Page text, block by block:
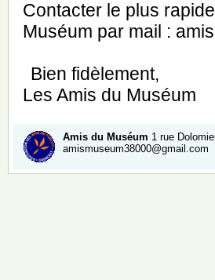
Contacter le plus
Muséum par mail :
Bien fidèlement,
Les Amis du Muséum
Amis du Muséum 1 rue
amismuseum38000@gmail.com